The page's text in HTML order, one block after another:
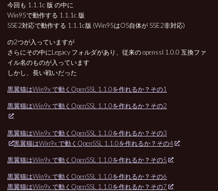
今回も 1.1.1c 版 の中に
Win95で動作する 1.1.1c 版
SSE2対応で動作する 1.1.1c版 (Win95はOS自体が SSE2非対応)
の2つが入っていますが
さらにその中にLegacy フォルダがあり、従来の openssl 1.0.0 互換ファ
イル名のものが入っています
しかし、長い戦いだった
黒翼猫はWin9x で動くOpenSSL 1.1.0を作れるか？その1
黒翼猫はWin9x で動くOpenSSL 1.1.0を作れるか？その2
黒翼猫はWin9x で動くOpenSSL 1.1.0を作れるか？その3
黒翼猫はWin9x で動くOpenSSL 1.1.0を作れるか？その4
黒翼猫はWin9x で動くOpenSSL 1.1.0を作れるか？その5
黒翼猫はWin9x で動くOpenSSL 1.1.0を作れるか？その6
黒翼猫はWin9x で動くOpenSSL 1.1.0を作れるか？その7